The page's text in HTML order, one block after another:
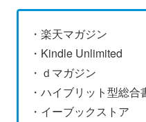
・楽天マガジン
・Kindle Unlimited
・ｄマガジン
・ハイブリット型総合
・イーブックストア